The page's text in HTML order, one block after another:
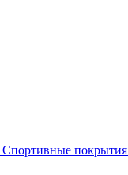
Спортивные покрытия